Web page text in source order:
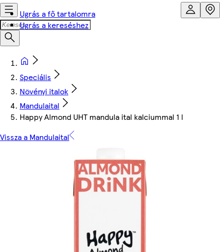
Ugrás a fő tartalomra
Ugrás a kereséshez
Speciális
Növényi italok
Mandulaital
Happy Almond UHT mandula ital kalciummal 1 l
Vissza a Mandulaital